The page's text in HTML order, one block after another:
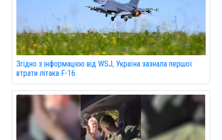
Згідно з інформацією від WSJ, Україна зазнала першої
втрати літака F-16.